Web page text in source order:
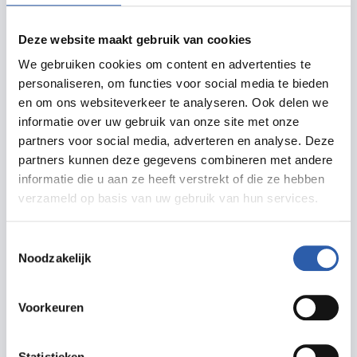
Deze website maakt gebruik van cookies
We gebruiken cookies om content en advertenties te
personaliseren, om functies voor social media te bieden
en om ons websiteverkeer te analyseren. Ook delen we
informatie over uw gebruik van onze site met onze
partners voor social media, adverteren en analyse. Deze
partners kunnen deze gegevens combineren met andere
informatie die u aan ze heeft verstrekt of die ze hebben
verzameld op basis van uw gebruik van hun services.
Noodzakelijk
Voorkeuren
comedian zijn. Tim wil de kennis uit zijn studies
kunnen gebruiken in zijn ontdekkingstocht op het
podium.De pers over Tim’s vorige programma De
mens en ik: Theaterkrant: “Tim Fransen perfectioneert
zijn winnende formule“ […] “Als geen ander kan de
genuanceerde cabaretier de absurditeit in onze
werkelijkheid observeren en die compleet op zijn
hoge grapdichtheid.’’Telegraaf (★★★★): “Als geen
intellectuele te